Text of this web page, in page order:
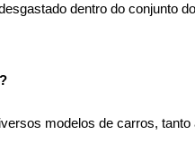
dentro do
modelos de carros,